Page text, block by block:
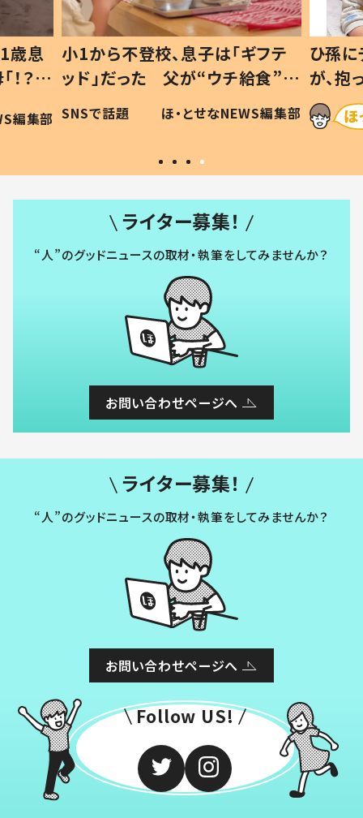
歳息
？」
編集部
小1から不登校、息子は「ギフテ
ッド」だった 父が“ウチ給食”を
作り続ける理由とは #令和の親
#令和の子
SNSで話題 ほ・とせなNEWS編集部
ひ孫
が、
「涙が
い」
ライター募集！
“人”のグッドニュースの取材・執筆をしてみませんか？
お問い合わせページへ
ライター募集！
“人”のグッドニュースの取材・執筆をしてみませんか？
お問い合わせページへ
Follow US!